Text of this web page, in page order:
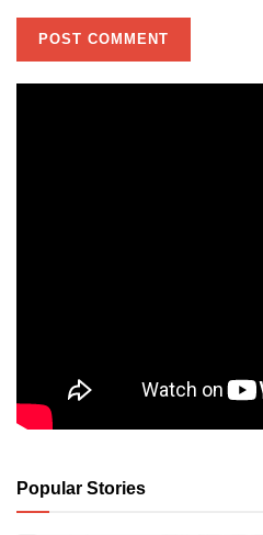
Popular Stories